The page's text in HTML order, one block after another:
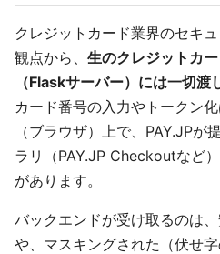
クレジットカード業界のセキ
観点から、 生のクレジットカ
（Flaskサーバー）には一切渡
カード番号の入力やトークン
（ブラウザ）上で、PAY.JPが
ラリ（PAY.JP Checkoutなど
があります。
バックエンドが受け取るのは
や、マスキングされた（伏せ